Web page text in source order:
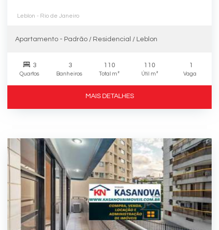
Leblon - Rio de Janeiro
Apartamento - Padrão / Residencial / Leblon
3
Quartos
3
Banheiros
110
Total m²
110
Útil m²
1
Vaga
MAIS DETALHES